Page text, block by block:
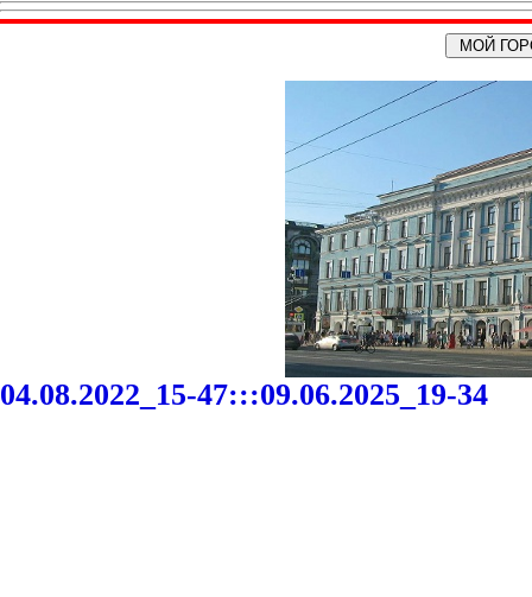
04.08.2022_15-47:::09.06.2025_19-34